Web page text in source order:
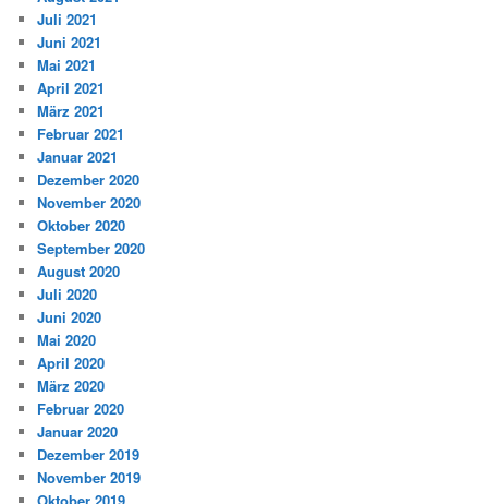
Juli 2021
Juni 2021
Mai 2021
April 2021
März 2021
Februar 2021
Januar 2021
Dezember 2020
November 2020
Oktober 2020
September 2020
August 2020
Juli 2020
Juni 2020
Mai 2020
April 2020
März 2020
Februar 2020
Januar 2020
Dezember 2019
November 2019